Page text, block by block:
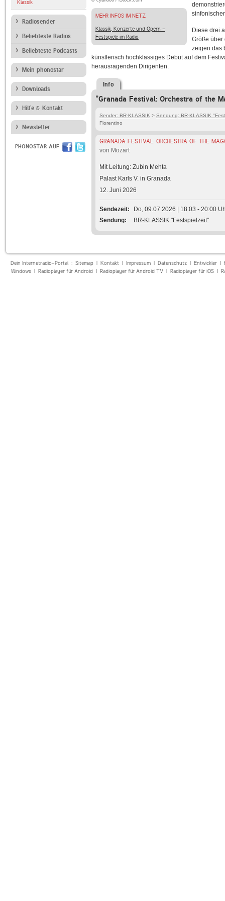
Klassik
Radiosender
Beliebteste Radios
Beliebteste Podcasts
Mein phonostar
Downloads
Hilfe & Kontakt
Newsletter
PHONOSTAR AUF
MEHR INFOS IM NETZ
Klassik, Konzerte und Opern -
Festspiele im Radio
Diese drei
Größe über
zeigen das
künstlerisch hochklassiges Debüt auf dem
herausragenden Dirigenten.
Info
"Granada Festival: Orchestra of the
Sender: BR-KLASSIK > Sendung: BR-KLASSIK
Fiorentino
GRANADA FESTIVAL: ORCHESTRA OF THE
von Mozart
Mit Leitung: Zubin Mehta
Palast Karls V. in Granada
12. Juni 2026
Sendezeit
Do, 09.07.2026 | 18:03 - 20:00
Sendung
BR-KLASSIK "Festspielzeit"
Dein Internetradio-Portal : Sitemap| Kontakt| Impressum| Datenschutz| Entwickler|
Windows| Radioplayer für Android| Radioplayer für Android TV| Radioplayer für iOS|